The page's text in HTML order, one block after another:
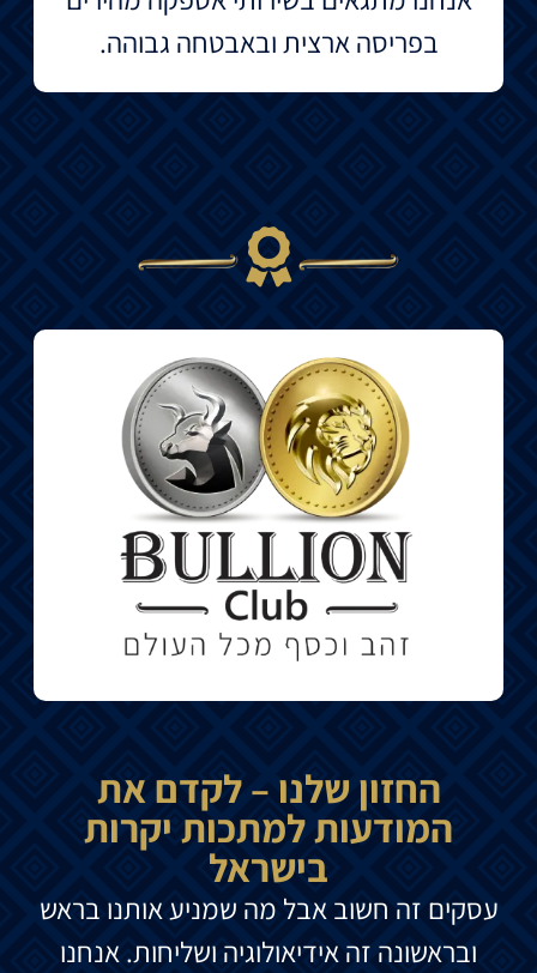
בפריסה ארצית ובאבטחה גבוהה.
החזון שלנו – לקדם את
המודעות למתכות יקרות
בישראל
עסקים זה חשוב אבל מה שמניע אותנו בראש
ובראשונה זה אידיאולוגיה ושליחות. אנחנו